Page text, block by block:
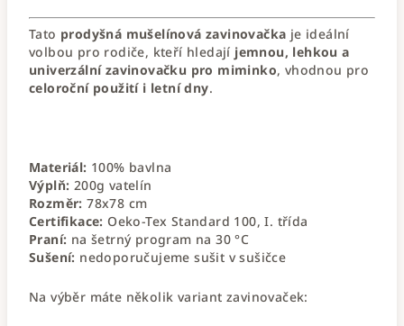
Tato prodyšná mušelínová zavinovačka je ideální
volbou pro rodiče, kteří hledají jemnou, lehkou a
univerzální zavinovačku pro miminko, vhodnou pro
celoroční použití i letní dny.
Materiál: 100% bavlna
Výplň: 200g vatelín
Rozměr: 78x78 cm
Certifikace: Oeko-Tex Standard 100, I. třída
Praní: na šetrný program na 30 °C
Sušení: nedoporučujeme sušit v sušičce
Na výběr máte několik variant zavinovaček: